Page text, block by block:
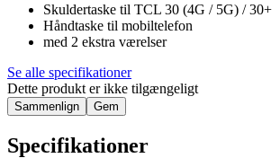
Skuldertaske til TCL 30 (4G / 5G) / 30+
Håndtaske til mobiltelefon
med 2 ekstra værelser
Se alle specifikationer
Dette produkt er ikke tilgængeligt
Sammenlign Gem
Specifikationer